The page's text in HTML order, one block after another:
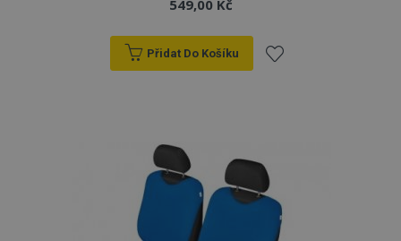
549,00 Kč
Přidat Do Košíku
oblíbeným